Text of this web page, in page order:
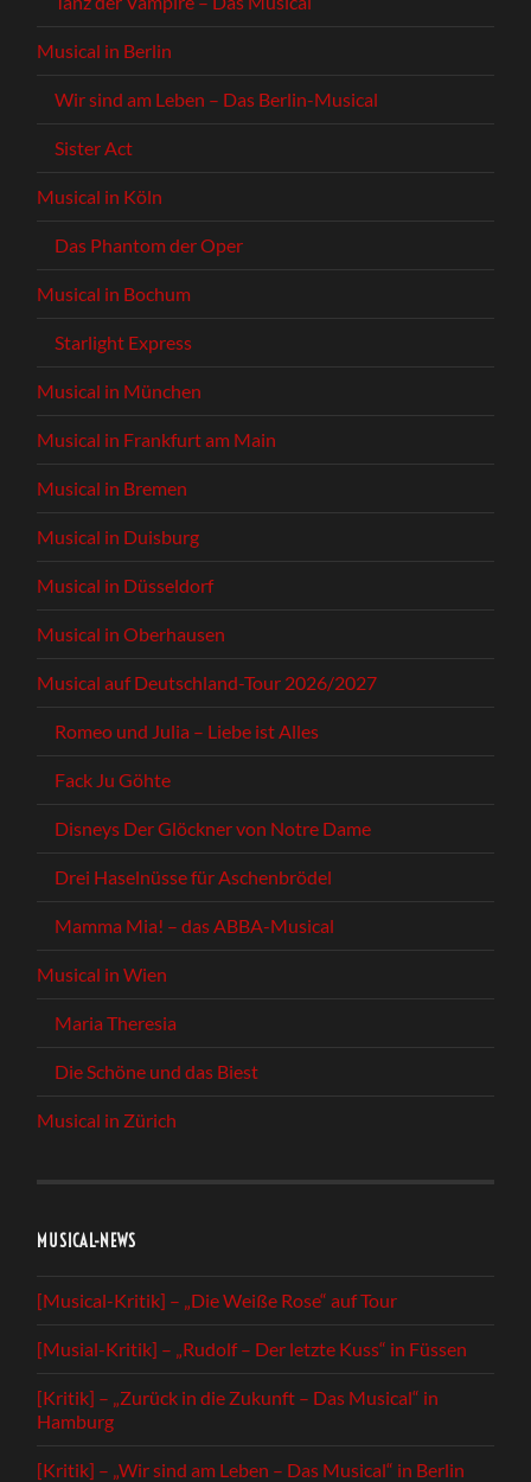
Musical in Berlin
Wir sind am Leben – Das Berlin-Musical
Sister Act
Musical in Köln
Das Phantom der Oper
Musical in Bochum
Starlight Express
Musical in München
Musical in Frankfurt am Main
Musical in Bremen
Musical in Duisburg
Musical in Düsseldorf
Musical in Oberhausen
Musical auf Deutschland-Tour 2026/2027
Romeo und Julia – Liebe ist Alles
Fack Ju Göhte
Disneys Der Glöckner von Notre Dame
Drei Haselnüsse für Aschenbrödel
Mamma Mia! – das ABBA-Musical
Musical in Wien
Maria Theresia
Die Schöne und das Biest
Musical in Zürich
MUSICAL-NEWS
[Musical-Kritik] – „Die Weiße Rose“ auf Tour
[Musial-Kritik] – „Rudolf – Der letzte Kuss“ in Füssen
[Kritik] – „Zurück in die Zukunft – Das Musical“ in
Hamburg
[Kritik] – „Wir sind am Leben – Das Musical“ in Berlin